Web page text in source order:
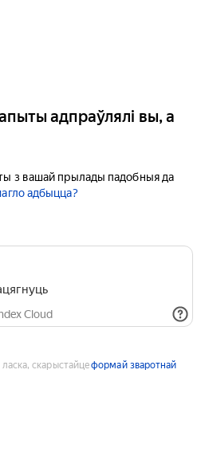
адпраўлялі вы, а
з вашай прылады падобныя да
адбыцца?
Cloud
ласка, скарыстайцеформай зваротнай